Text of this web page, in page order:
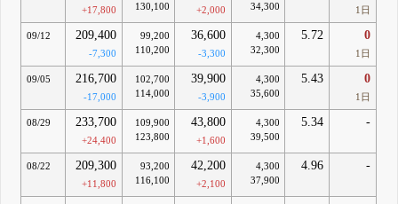
+17,800
130,100
+2,000
34,300
1日
09/12 209,400
-7,300
99,200
110,200
36,600
-3,300
4,300
32,300
5.72 0
1日
09/05 216,700
-17,000
102,700
114,000
39,900
-3,900
4,300
35,600
5.43 0
1日
08/29 233,700
+24,400
109,900
123,800
43,800
+1,600
4,300
39,500
5.34 -
08/22 209,300
+11,800
93,200
116,100
42,200
+2,100
4,300
37,900
4.96 -